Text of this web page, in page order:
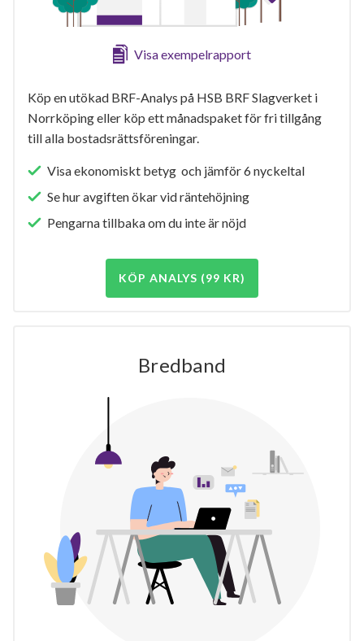
Visa exempelrapport
Köp en utökad BRF-Analys på HSB BRF Slagverket i
Norrköping eller köp ett månadspaket för fri tillgång
till alla bostadsrättsföreningar.
Visa ekonomiskt betyg och jämför 6 nyckeltal
Se hur avgiften ökar vid räntehöjning
Pengarna tillbaka om du inte är nöjd
KÖP ANALYS (99 KR)
Bredband